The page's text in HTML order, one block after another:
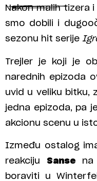
Nakon malih tizera
smo dobili i
sezonu hit serije
Trejler je koji je
narednih epizoda
uvid u veliku bitku,
jedna epizoda, pa
akcionu scenu u
Između ostalog
reakciju Sanse na
boraviti u